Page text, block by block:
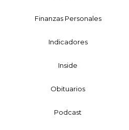
Finanzas Personales
Indicadores
Inside
Obituarios
Podcast